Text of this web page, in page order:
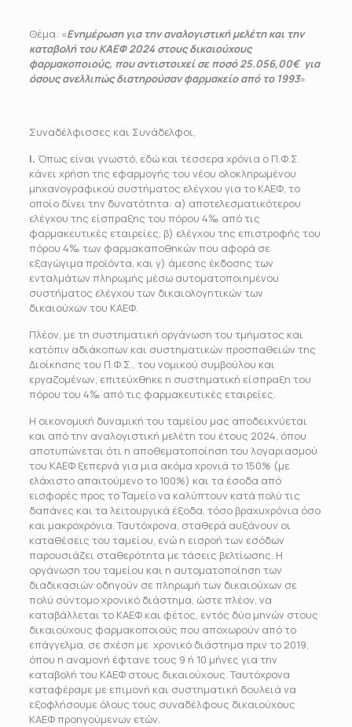
Θέμα: «Ενημέρωση για την αναλογιστική μελέτη και την
καταβολή του ΚΑΕΦ 2024 στους δικαιούχους
φαρμακοποιούς, που αντιστοιχεί σε ποσό 25.056,00€ για
όσους ανελλιπώς διατηρούσαν φαρμακείο από το 1993»
Συναδέλφισσες και Συνάδελφοι,
Ι. Όπως είναι γνωστό, εδώ και τέσσερα χρόνια ο Π.Φ.Σ.
κάνει χρήση της εφαρμογής του νέου ολοκληρωμένου
μηχανογραφικού συστήματος ελέγχου για το ΚΑΕΦ, το
οποίο δίνει την δυνατότητα: α) αποτελεσματικότερου
ελέγχου της είσπραξης του πόρου 4‰ από τις
φαρμακευτικές εταιρείες, β) ελέγχου της επιστροφής του
πόρου 4‰ των φαρμακαποθηκών που αφορά σε
εξαγώγιμα προϊόντα, και γ) άμεσης έκδοσης των
ενταλμάτων πληρωμής μέσω αυτοματοποιημένου
συστήματος ελέγχου των δικαιολογητικών των
δικαιούχων του ΚΑΕΦ.
Πλέον, με τη συστηματική οργάνωση του τμήματος και
κατόπιν αδιάκοπων και συστηματικών προσπαθειών της
Διοίκησης του Π.Φ.Σ., του νομικού συμβούλου και
εργαζομένων, επιτεύχθηκε η συστηματική είσπραξη του
πόρου του 4‰ από τις φαρμακευτικές εταιρείες.
Η οικονομική δυναμική του ταμείου μας αποδεικνύεται
και από την αναλογιστική μελέτη του έτους 2024, όπου
αποτυπώνεται ότι η αποθεματοποίηση του λογαριασμού
του ΚΑΕΦ ξεπερνά για μια ακόμα χρονιά το 150% (με
ελάχιστο απαιτούμενο το 100%) και τα έσοδα από
εισφορές προς το Ταμείο να καλύπτουν κατά πολύ τις
δαπάνες και τα λειτουργικά έξοδα, τόσο βραχυχρόνια όσο
και μακροχρόνια. Ταυτόχρονα, σταθερά αυξάνουν οι
καταθέσεις του ταμείου, ενώ η εισροή των εσόδων
παρουσιάζει σταθερότητα με τάσεις βελτίωσης. Η
οργάνωση του ταμείου και η αυτοματοποίηση των
διαδικασιών οδηγούν σε πληρωμή των δικαιούχων σε
πολύ σύντομο χρονικό διάστημα, ώστε πλέον, να
καταβάλλεται το ΚΑΕΦ και φέτος, εντός δύο μηνών στους
δικαιούχους φαρμακοποιούς που αποχωρούν από το
επάγγελμα, σε σχέση με χρονικό διάστημα πριν το 2019,
όπου η αναμονή έφτανε τους 9 ή 10 μήνες για την
καταβολή του ΚΑΕΦ στους δικαιούχους. Ταυτόχρονα
καταφέραμε με επιμονή και συστηματική δουλειά να
εξοφλήσουμε όλους τους συναδέλφους δικαιούχους
ΚΑΕΦ προηγούμενων ετών.